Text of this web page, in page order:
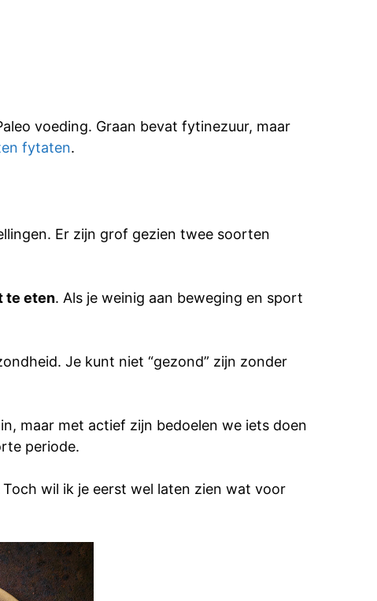
voeding. Graan bevat fytinezuur, maar
fytaten.
Er zijn grof gezien twee soorten
te eten. Als je weinig aan beweging en sport
Je kunt niet “gezond” zijn zonder
maar met actief zijn bedoelen we iets doen
periode.
wil ik je eerst wel laten zien wat voor